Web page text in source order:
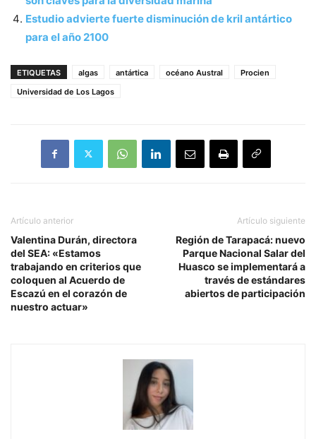
Estudio advierte fuerte disminución de kril antártico
para el año 2100
ETIQUETAS algas antártica océano Austral
Procien
Universidad de Los Lagos
Artículo anterior
Valentina Durán, directora
del SEA: «Estamos
trabajando en criterios que
coloquen al Acuerdo de
Escazú en el corazón de
nuestro actuar»
Artículo siguiente
Región de Tarapacá: nuevo
Parque Nacional Salar del
Huasco se implementará a
través de estándares
abiertos de participación